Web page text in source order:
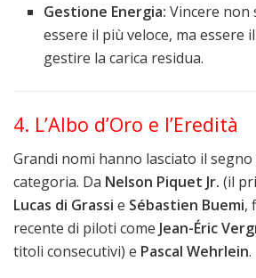
Gestione Energia: Vincere non
essere il più veloce, ma essere
gestire la carica residua.
4. L’Albo d’Oro e l’Eredità
Grandi nomi hanno lasciato il
categoria. Da Nelson Piquet Jr. (il
Lucas di Grassi e Sébastien Buemi,
recente di piloti come Jean-Éric
titoli consecutivi) e Pascal Wehrlein.